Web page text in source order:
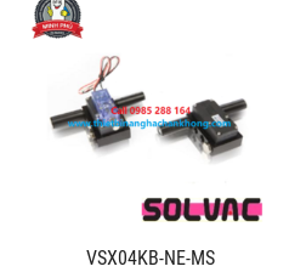
VSX04KB-NE-MS